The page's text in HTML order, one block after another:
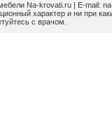
Na-krovati.ru | E-mail:
характер и ни при
с врачом.